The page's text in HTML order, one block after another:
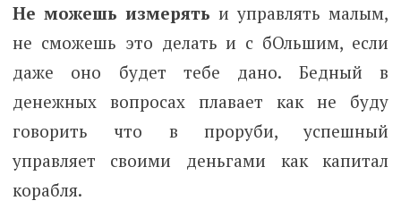
Не можешь измерять и управлять малым,
не сможешь это делать и с бОльшим, если
даже оно будет тебе дано. Бедный в
денежных вопросах плавает как не буду
говорить что в проруби, успешный
управляет своими деньгами как капитал
корабля.